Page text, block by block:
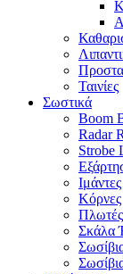
Ταινίες
Σωστικά
Boom
Radar
Strobe
Κόρνες
Σκάλα